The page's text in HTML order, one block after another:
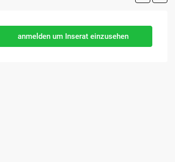
anmelden um Inserat einzusehen